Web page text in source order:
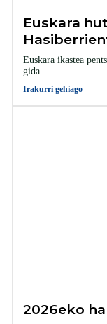
Euskara
Euskara ikastea
gida...
Irakurri gehiago
2026eko